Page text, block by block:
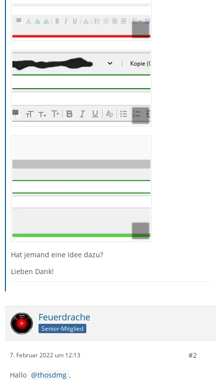
Hat jemand eine Idee dazu?
Lieben Dank!
Feuerdrache
Senior-Mitglied
7. Februar 2022 um 12:13 #2
Hallo thosdmg ,